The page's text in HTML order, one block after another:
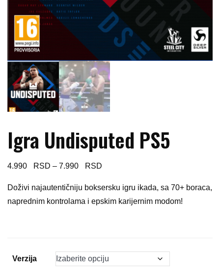
Igra Undisputed PS5
4.990 – 7.990
4.990 $
through
Doživi najautentičniju boksersku igru ikada, sa 70+ boraca,
naprednim kontrolama i epskim karijernim modom!
Verzija